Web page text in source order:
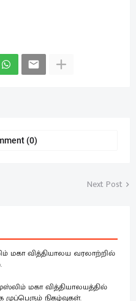
(0)
Next Post
மகா வித்தியாலய வரலாற்றில்
மகா வித்தியாலயத்தில்
முப்பெரும் நிகழ்வுகள்.